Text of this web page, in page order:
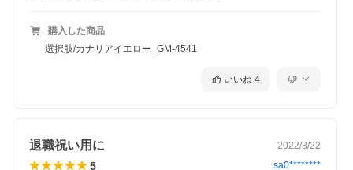
購入した商品
選択肢/カナリアイエロー_GM-4541
いいね 4
退職祝い用に 2022/3/22
5 sa0********